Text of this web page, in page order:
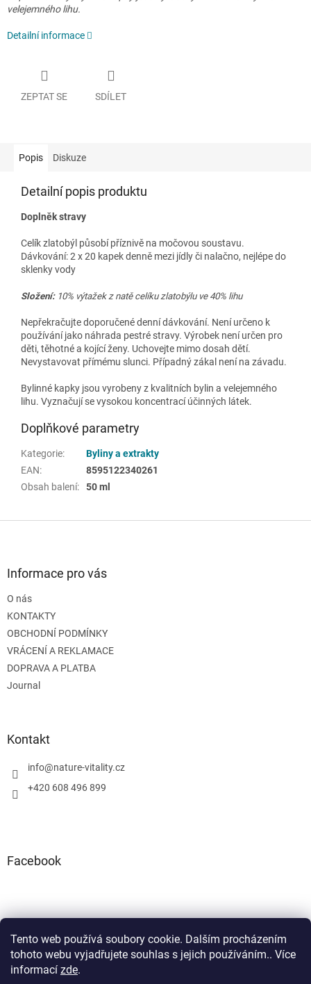
Tento web používá soubory cookie. Dalším procházením
tohoto webu vyjadřujete souhlas s jejich používáním.. Více
informací zde.
velejemného lihu.
Detailní informace
ZEPTAT SE SDÍLET
Popis Diskuze
Detailní popis produktu
Doplněk stravy
Celík zlatobýl působí příznivě na močovou soustavu.
Dávkování: 2 x 20 kapek denně mezi jídly či nalačno, nejlépe do
sklenky vody
Složení:10% výtažek z natě celíku zlatobýlu ve 40% lihu
Nepřekračujte doporučené denní dávkování. Není určeno k
používání jako náhrada pestré stravy. Výrobek není určen pro
děti, těhotné a kojící ženy. Uchovejte mimo dosah dětí.
Nevystavovat přímému slunci. Případný zákal není na závadu.
Bylinné kapky jsou vyrobeny z kvalitních bylin a velejemného
lihu. Vyznačují se vysokou koncentrací účinných látek.
Doplňkové parametry
Kategorie:
Byliny a extrakty
EAN:
8595122340261
Obsah balení: 50 ml
Informace pro vás
O nás
KONTAKTY
OBCHODNÍ PODMÍNKY
VRÁCENÍ A REKLAMACE
DOPRAVA A PLATBA
Journal
Kontakt
info@nature-vitality.cz
+420 608 496 899
Facebook
Instagram